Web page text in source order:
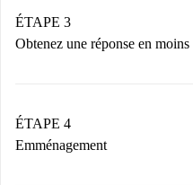
Nous ne vous
n’aura pas accepté.
ÉTAPE 3
Obtenez une réponse en moins
contact avec le
Si refusé : aucun
ÉTAPE 4
Emménagement